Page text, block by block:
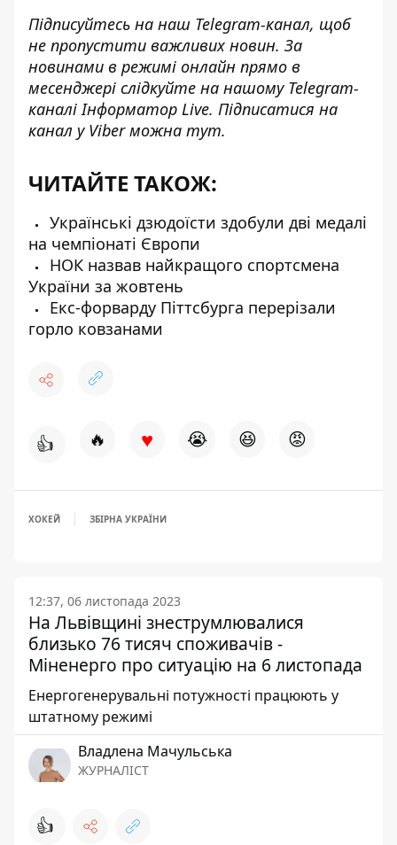
Підписуйтесь на наш Telegram-канал, щоб
не пропустити важливих новин. За
новинами в режимі онлайн прямо в
месенджері слідкуйте на нашому Telegram-
каналіІнформатор Live. Підписатися на
канал у Viber можна тут.
ЧИТАЙТЕ ТАКОЖ:
Українські дзюдоїсти здобули дві медалі
на чемпіонаті Європи
НОК назвав найкращого спортсмена
України за жовтень
Екс-форварду Піттсбурга перерізали
горло ковзанами
👍 🔥 ♥ 😭 😆 😡
ХОКЕЙ ЗБІРНА УКРАЇНИ
12:37, 06 листопада 2023
На Львівщині знеструмлювалися
близько 76 тисяч споживачів -
Міненерго про ситуацію на 6 листопада
Енергогенерувальні потужності працюють у
штатному режимі
Владлена Мачульська
ЖУРНАЛІСТ
👍